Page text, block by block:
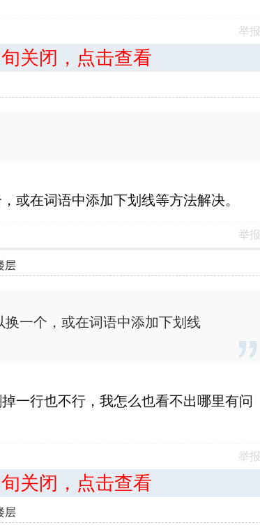
举报
关闭，点击查看
或在词语中添加下划线等方法解决。
举报
层
一个，或在词语中添加下划线
一行也不行，我怎么也看不出哪里有问
举报
关闭，点击查看
层